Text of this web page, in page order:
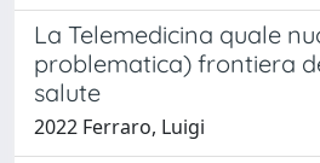
La Telemedicina quale
problematica) frontiera
salute
2022 Ferraro, Luigi